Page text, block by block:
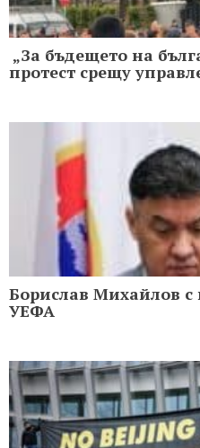
„За бъдещето на
протест срещу
Борислав Михайлов с
УЕФА